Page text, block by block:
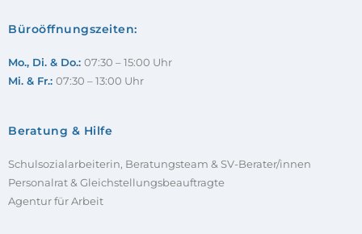
Büroöffnungszeiten:
Mo., Di. & Do.: 07:30 – 15:00 Uhr
Mi. & Fr.: 07:30 – 13:00 Uhr
Beratung & Hilfe
Schulsozialarbeiterin, Beratungsteam & SV-Berater/innen
Personalrat & Gleichstellungsbeauftragte
Agentur für Arbeit